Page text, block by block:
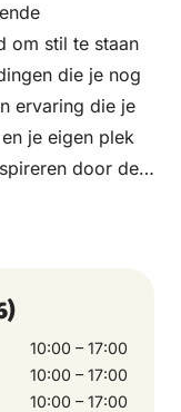
om stil te staan
die je nog
ervaring die je
je eigen plek
door de
van Paleis
10:00 – 17:00
10:00 – 17:00
10:00 – 17:00